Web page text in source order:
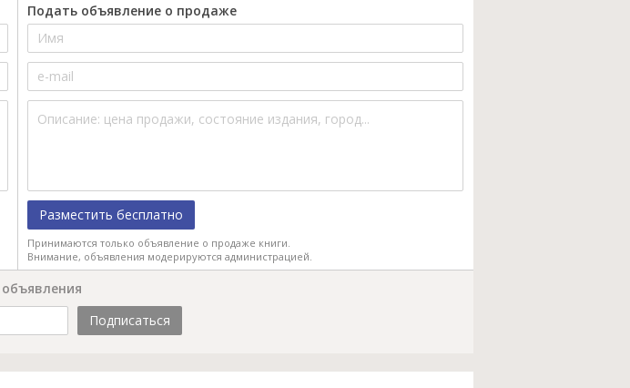
Подать объявление о продаже
Разместить бесплатно
Принимаются только объявление о продаже книги.
Внимание, объявления модерируются администрацией.
Подписаться